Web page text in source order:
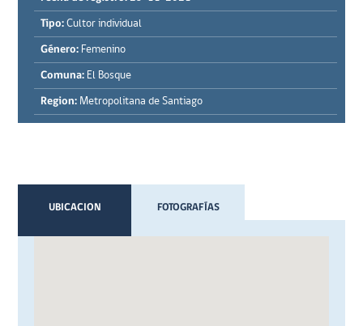
Tipo: Cultor individual
Género: Femenino
Comuna: El Bosque
Region: Metropolitana de Santiago
UBICACION FOTOGRAFÍAS